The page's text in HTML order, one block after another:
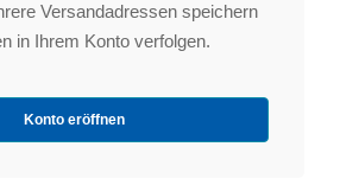
Versandadressen speichern
in Ihrem Konto verfolgen.
Konto eröffnen